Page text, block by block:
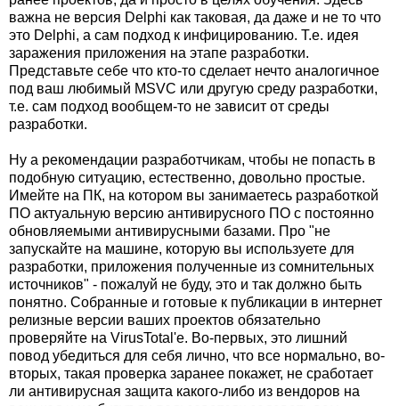
важна не версия Delphi как таковая, да даже и не то что
это Delphi, а сам подход к инфицированию. Т.е. идея
заражения приложения на этапе разработки.
Представьте себе что кто-то сделает нечто аналогичное
под ваш любимый MSVC или другую среду разработки,
т.е. сам подход вообщем-то не зависит от среды
разработки.
Ну а рекомендации разработчикам, чтобы не попасть в
подобную ситуацию, естественно, довольно простые.
Имейте на ПК, на котором вы занимаетесь разработкой
ПО актуальную версию антивирусного ПО с постоянно
обновляемыми антивирусными базами. Про "не
запускайте на машине, которую вы используете для
разработки, приложения полученные из сомнительных
источников" - пожалуй не буду, это и так должно быть
понятно. Собранные и готовые к публикации в интернет
релизные версии ваших проектов обязательно
проверяйте на VirusTotal'е. Во-первых, это лишний
повод убедиться для себя лично, что все нормально, во-
вторых, такая проверка заранее покажет, не сработает
ли антивирусная защита какого-либо из вендоров на